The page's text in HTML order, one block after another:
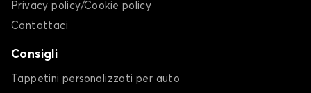
Privacy policy/Cookie policy
Contattaci
Consigli
Tappetini personalizzati per auto